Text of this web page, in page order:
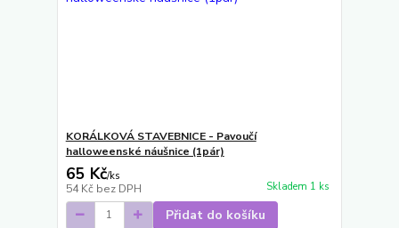
KORÁLKOVÁ STAVEBNICE - Pavoučí
halloweenské náušnice (1pár)
65 Kč/ks
54 Kč bez DPH Skladem 1 ks
Přidat do košíku